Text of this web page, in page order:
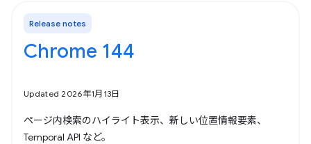
Release notes
Chrome 144
Updated 2026年1月13日
ページ内検索のハイライト表示、新しい位置情報要素、
Temporal API など。